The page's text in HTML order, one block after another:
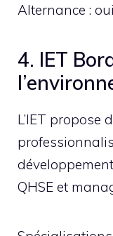
Alternance : oui
4. IET
L’IET propose
QHSE et